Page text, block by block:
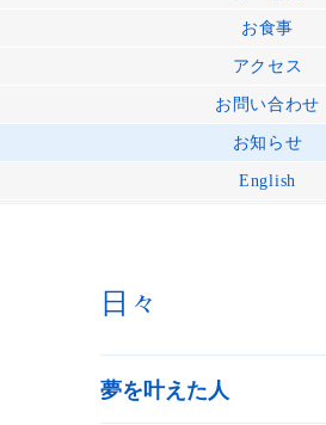
お食事
アクセス
お問い合わせ
お知らせ
English
日々
夢を叶えた人